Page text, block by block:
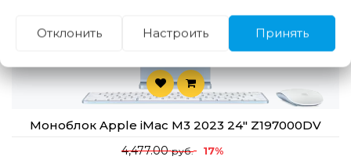
Моноблок Apple iMac M3 2023 24" Z197000DV
4,477.00руб. 17%
Отклонить Настроить Принять